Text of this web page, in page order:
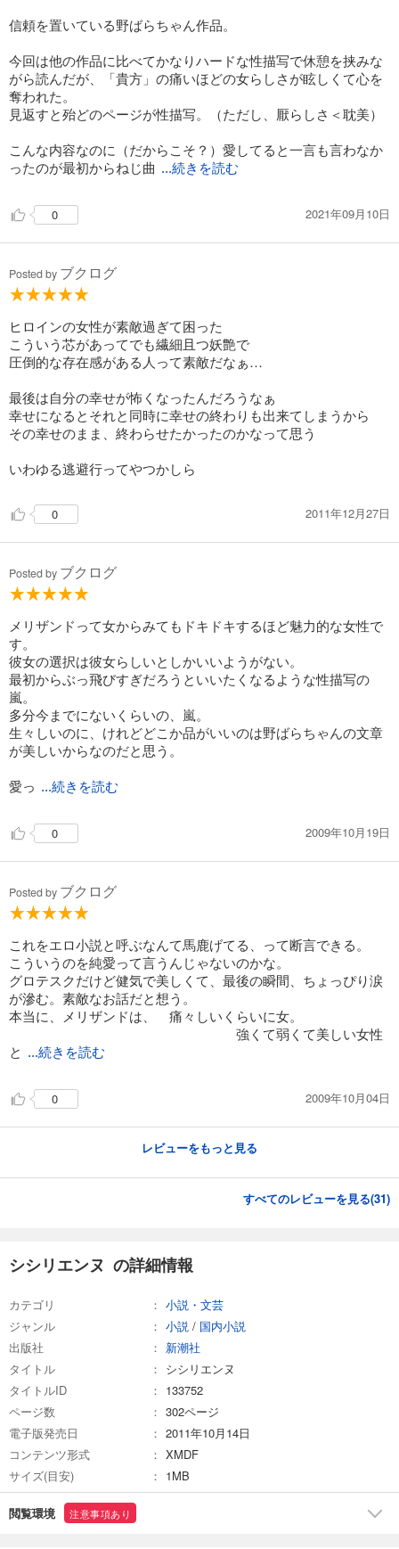
信頼を置いている野ばらちゃん作品。
今回は他の作品に比べてかなりハードな性描写で休憩を挟みな
がら読んだが、「貴方」の痛いほどの女らしさが眩しくて心を
奪われた。
見返すと殆どのページが性描写。（ただし、厭らしさ＜耽美）
こんな内容なのに（だからこそ？）愛してると一言も言わなか
ったのが最初からねじ曲 ...続きを読む
0 2021年09月10日
Posted by ブクログ
ヒロインの女性が素敵過ぎて困った
こういう芯があってでも繊細且つ妖艶で
圧倒的な存在感がある人って素敵だなぁ…
最後は自分の幸せが怖くなったんだろうなぁ
幸せになるとそれと同時に幸せの終わりも出来てしまうから
その幸せのまま、終わらせたかったのかなって思う
いわゆる逃避行ってやつかしら
0 2011年12月27日
Posted by ブクログ
メリザンドって女からみてもドキドキするほど魅力的な女性で
す。
彼女の選択は彼女らしいとしかいいようがない。
最初からぶっ飛びすぎだろうといいたくなるような性描写の
嵐。
多分今までにないくらいの、嵐。
生々しいのに、けれどどこか品がいいのは野ばらちゃんの文章
が美しいからなのだと思う。
愛っ ...続きを読む
0 2009年10月19日
Posted by ブクログ
これをエロ小説と呼ぶなんて馬鹿げてる、って断言できる。
こういうのを純愛って言うんじゃないのかな。
グロテスクだけど健気で美しくて、最後の瞬間、ちょっぴり涙
が滲む。素敵なお話だと想う。
本当に、メリザンドは、 痛々しいくらいに女。
強くて弱くて美しい女性
と
...続きを読む
0 2009年10月04日
レビューをもっと見る
すべてのレビューを見る(31)
シシリエンヌ の詳細情報
カテゴリ
小説・文芸
ジャンル
小説 / 国内小説
出版社
新潮社
タイトル
シシリエンヌ
タイトルID
133752
ページ数
302ページ
電子版発売日
2011年10月14日
コンテンツ形式
XMDF
サイズ(目安)
1MB
閲覧環境 注意事項あり